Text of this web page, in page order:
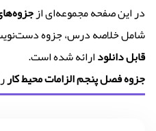
در این صفحه مجموعه‌ای از
شامل خلاصه درس، جزوه
قابل دانلودارائه شده است.
جزوه فصل پنجم الزامات محیط کار